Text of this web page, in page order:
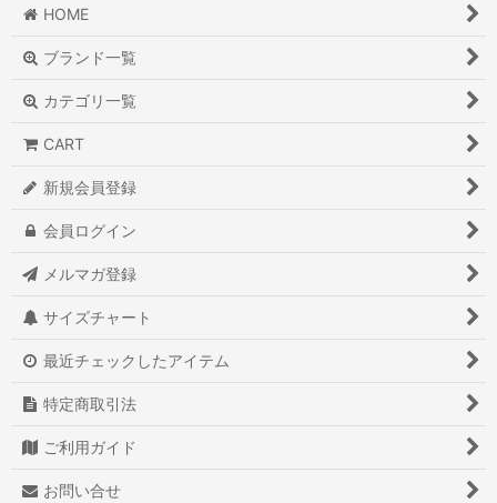
HOME
ブランド一覧
カテゴリ一覧
CART
新規会員登録
会員ログイン
メルマガ登録
サイズチャート
最近チェックしたアイテム
特定商取引法
ご利用ガイド
お問い合せ